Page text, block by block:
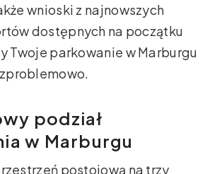
wnioski z najnowszych
dostępnych na początku
Twoje parkowanie w Marburgu
podział
w Marburgu
postojową na trzy